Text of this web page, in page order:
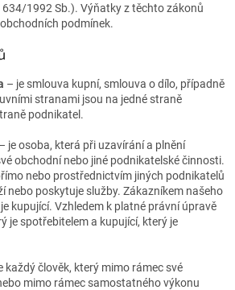
1992 Sb.). Výňatky z těchto zákonů
podmínek.
– je smlouva kupní, smlouva o dílo, případně
stranami jsou na jedné straně
podnikatel.
– je osoba, která při uzavírání a plnění
obchodní nebo jiné podnikatelské činnosti.
nebo prostřednictvím jiných podnikatelů
nebo poskytuje služby. Zákazníkem našeho
kupující. Vzhledem k platné právní úpravě
je spotřebitelem a kupující, který je
každý člověk, který mimo rámec své
mimo rámec samostatného výkonu